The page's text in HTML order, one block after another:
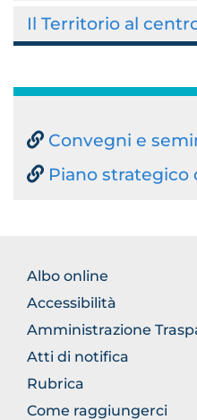
Il Territorio al
Convegni e
Piano
FOOTER
NORMATIVA
Albo online
Accessibilità
Amministrazione
Atti di notifica
Rubrica
Come raggiungerci